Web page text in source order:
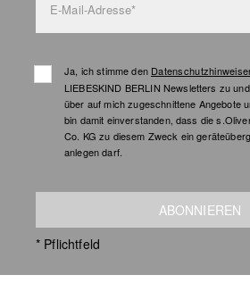
E-Mail-Adresse*
Ja, ich stimme den
LIEBESKIND BERLIN Newsletters zu
über auf mich zugeschnittene Angebote
bin damit einverstanden, dass die
Co. KG zu diesem Zweck ein
anlegen darf.
ABONNIEREN
* Pflichtfeld